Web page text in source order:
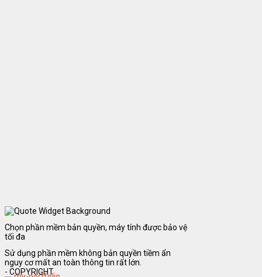
Chọn phần mềm bản quyền, máy tính được bảo vệ
tối đa
Sử dụng phần mềm không bản quyền tiềm ẩn
nguy cơ mất an toàn thông tin rất lớn.
- COPYRIGHT